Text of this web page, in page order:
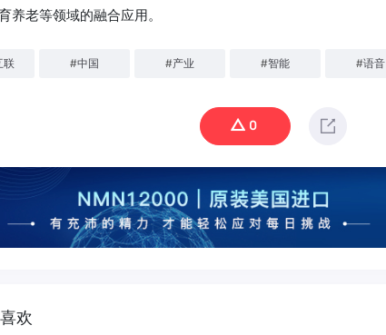
养老等领域的融合应用。
联 #中国 #产业 #智能 #语音
0
欢